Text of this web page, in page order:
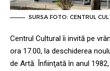
SURSA FOTO: CENTRUL
Centrul Cultural îi invită pe
ora 17.00, la deschiderea
de Artă. Înfiinţată în anul